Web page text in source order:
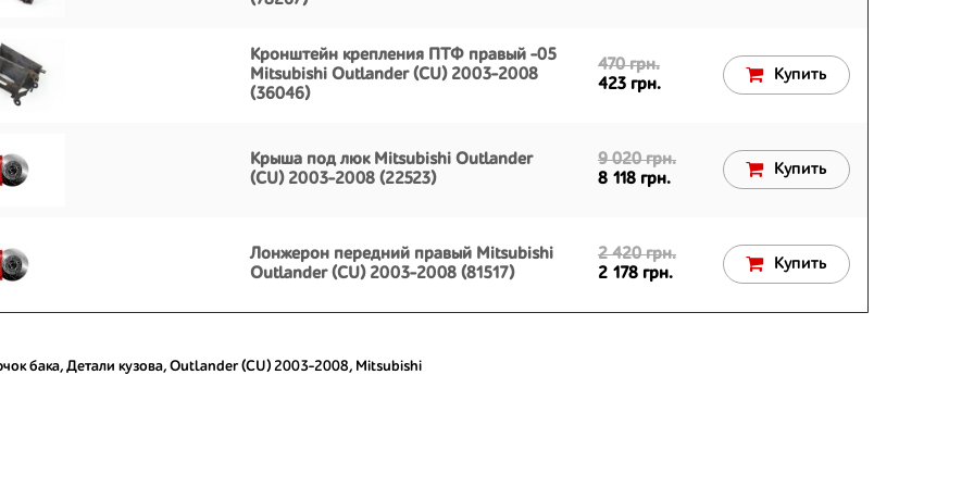
Кронштейн крепления ПТФ правый -05
Mitsubishi Outlander (CU) 2003-2008
(36046)
470 грн.
423 грн.
Купить
Крыша под люк Mitsubishi Outlander
(CU) 2003-2008 (22523)
9 020 грн.
8 118 грн.
Купить
Лонжерон передний правый Mitsubishi
Outlander (CU) 2003-2008 (81517)
2 420 грн.
2 178 грн.
Купить
бака, Детали кузова, Outlander (CU) 2003-2008, Mitsubishi